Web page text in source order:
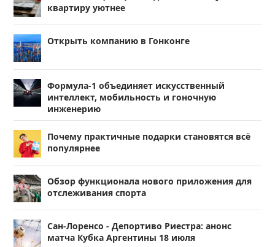
квартиру уютнее
Открыть компанию в Гонконге
Формула-1 объединяет искусственный
интеллект, мобильность и гоночную
инженерию
Почему практичные подарки становятся всё
популярнее
Обзор функционала нового приложения для
отслеживания спорта
Сан-Лоренсо - Депортиво Риестра: анонс
матча Кубка Аргентины 18 июля